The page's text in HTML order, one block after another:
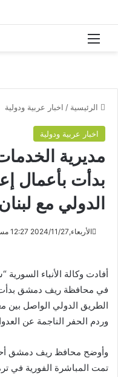
القائمة
الرئيسية / اخبار عربية ودولية
اخبار عربية ودولية
مديرية
بدأت بأعمال
الدولي مع لبنان
الأربعاء,2024/11/27 12:27 مساءً
أفادت وكالة الأنباء السورية
في محافظة ريف دمشق بدأت،
الطريق الدولي الواصل بين
وردم الحفر الناجمة عن
وأوضح محافظ ريف دمشق
تمت المباشرة الفورية في